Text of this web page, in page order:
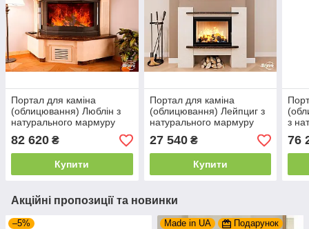
Портал для каміна
(облицювання) Люблін з
натурального мармуру
Botticino + Emperador Dark
82 620 ₴
Купити
Портал для каміна
(облицювання) Лейпциг з
натурального мармуру
Emperador Dark, Botticino
27 540₴
Купити
з
76
Акційні пропозиції та новинки
–5% Made in UA Подарунок